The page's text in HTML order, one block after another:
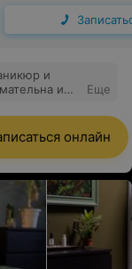
и
на
приятным.
в
Еще
онлайн